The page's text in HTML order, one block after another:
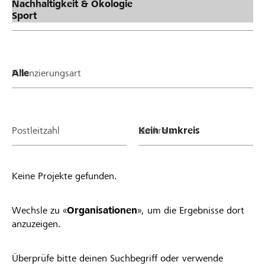
Finanzierungsart
Postleitzahl Umkreis
Keine Projekte gefunden.
Wechsle zu «Organisationen», um die Ergebnisse dort
anzuzeigen.
Überprüfe bitte deinen Suchbegriff oder verwende